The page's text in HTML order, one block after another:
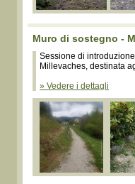
Muro di sostegno -
Sessione di
Millevaches, destinata
» Vedere i dettagli